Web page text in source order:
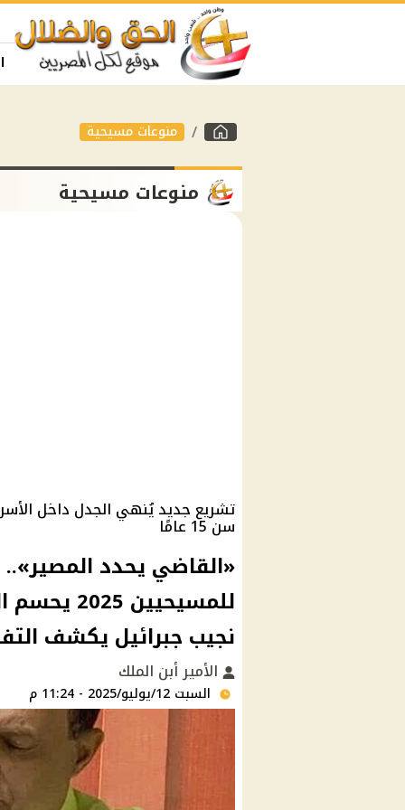
منوعات مسيحية
منوعات مسيحية
تشريع جديد يُنهي الجدل داخل
سن 15 عامًا
«القاضي يحدد
نجيب جبرائيل يكشف
الأمير أبن الملك
السبت 12/يوليو/2025 - 11:24 م